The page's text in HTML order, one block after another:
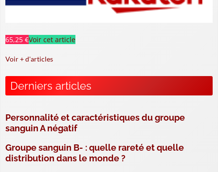
65,25 €Voir cet article
Voir + d'articles
Derniers articles
Personnalité et caractéristiques du groupe
sanguin A négatif
Groupe sanguin B- : quelle rareté et quelle
distribution dans le monde ?